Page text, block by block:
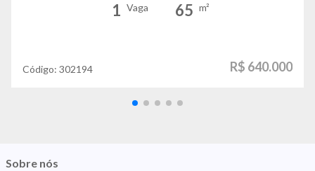
1 Vaga 65 m²
Código: 302194 R$ 640.000
Sobre nós